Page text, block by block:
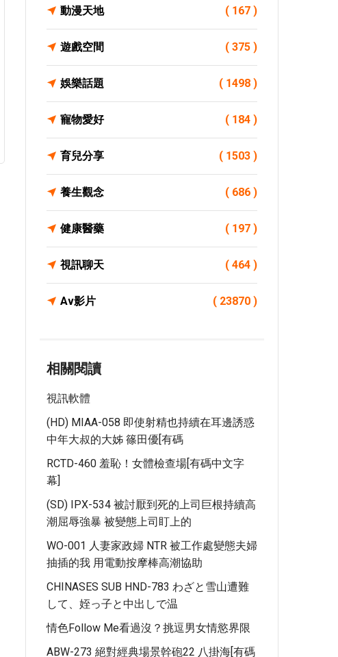
動漫天地 ( 167 )
遊戲空間 ( 375 )
娛樂話題 ( 1498 )
寵物愛好 ( 184 )
育兒分享 ( 1503 )
養生觀念 ( 686 )
健康醫藥 ( 197 )
視訊聊天 ( 464 )
Av影片 ( 23870 )
相關閱讀
視訊軟體
(HD) MIAA-058 即使射精也持續在耳邊誘惑
中年大叔的大姊 篠田優[有碼
RCTD-460 羞恥！女體檢查場[有碼中文字
幕]
(SD) IPX-534 被討厭到死的上司巨根持續高
潮屈辱強暴 被變態上司盯上的
WO-001 人妻家政婦 NTR 被工作處變態夫婦
抽插的我 用電動按摩棒高潮協助
CHINASES SUB HND-783 わざと雪山遭難
して、姪っ子と中出しで温
情色Follow Me看過沒？挑逗男女情慾界限
ABW-273 絕對經典場景幹砲22 八掛海[有碼